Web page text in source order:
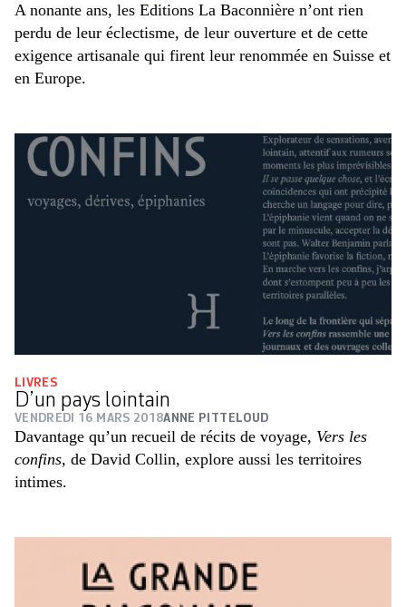
A nonante ans, les Editions La Baconnière n’ont rien
perdu de leur éclectisme, de leur ouverture et de cette
exigence artisanale qui firent leur renommée en Suisse et
en Europe.
LIVRES
D’un pays lointain
VENDREDI 16 MARS 2018ANNE PITTELOUD
Davantage qu’un recueil de récits de voyage, Vers les
confins, de David Collin, explore aussi les territoires
intimes.